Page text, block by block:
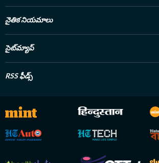
నైతిక నియమాలు
సైట్‌మ్యాప్
RSS ఫీడ్స్